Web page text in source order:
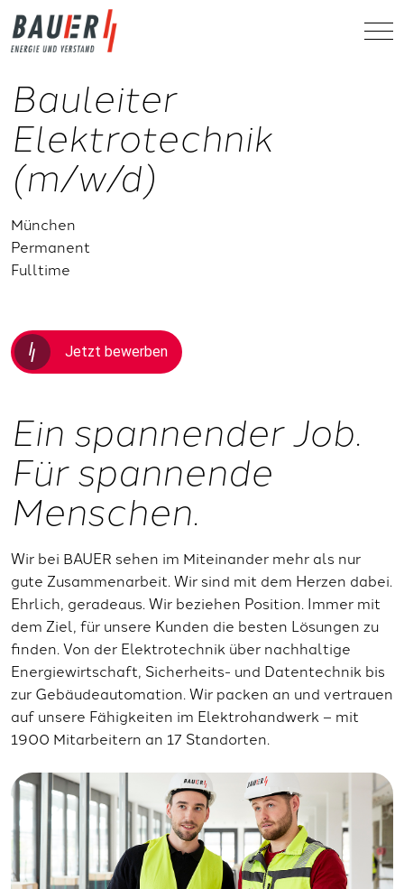
Bauleiter
Elektrotechnik
(m/w/d)
München
Permanent
Fulltime
Jetzt bewerben
Ein spannender Job.
Für spannende
Menschen.
Wir bei BAUER sehen im Miteinander mehr als nur
gute Zusammenarbeit. Wir sind mit dem Herzen dabei.
Ehrlich, geradeaus. Wir beziehen Position. Immer mit
dem Ziel, für unsere Kunden die besten Lösungen zu
finden. Von der Elektrotechnik über nachhaltige
Energiewirtschaft, Sicherheits- und Datentechnik bis
zur Gebäudeautomation. Wir packen an und vertrauen
auf unsere Fähigkeiten im Elektrohandwerk – mit
1900 Mitarbeitern an 17 Standorten.